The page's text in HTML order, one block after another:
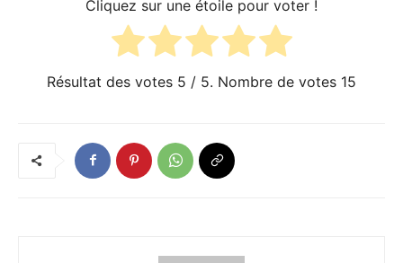
Cliquez sur une étoile pour voter !
Résultat des votes 5 / 5. Nombre de votes 15